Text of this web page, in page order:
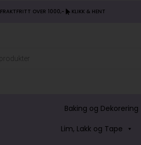
FRAKTFRITT OVER 1000,- KLIKK & HENT
Baking og Dekorering
Lim, Lakk og Tape